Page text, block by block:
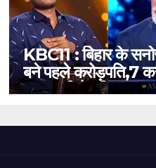
KBC11 : बिहार के
बने पहले करोड़पति,7
बस इतनी है दूरी